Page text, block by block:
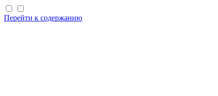
Перейти к содержанию